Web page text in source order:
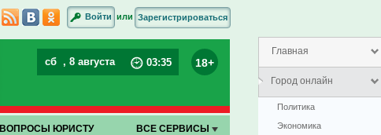
Главная
Город онлайн
Политика
Экономика
Войти или Зарегистрироваться
сб , 8 августа 03:35 18+
ВОПРОСЫ ЮРИСТУ ВСЕ СЕРВИСЫ